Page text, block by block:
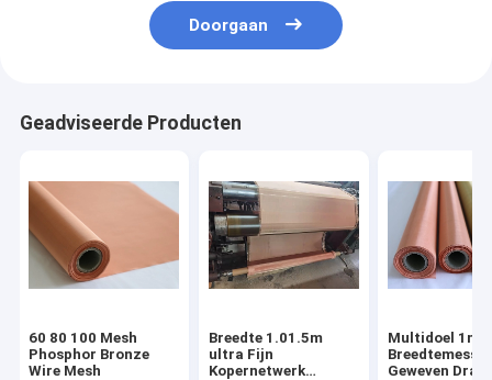
Doorgaan
Geadviseerde Producten
60 80 100 Mesh
Phosphor Bronze
Wire Mesh
Breedte 1.01.5m
ultra Fijn
Kopernetwerk
Multidoel 1m
Geweven